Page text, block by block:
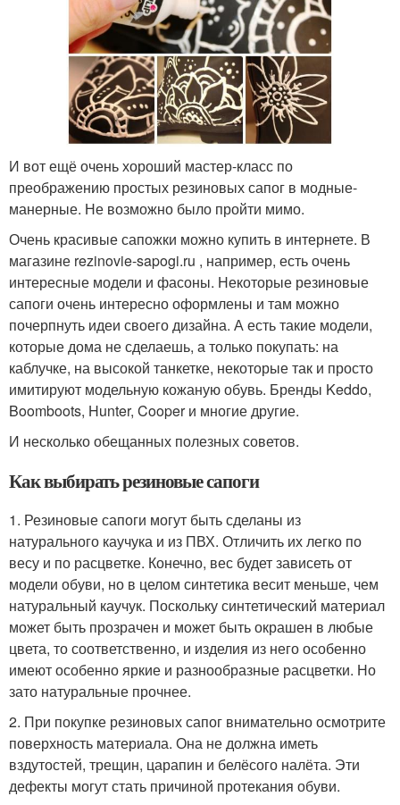
И вот ещё очень хороший мастер-класс по
преображению простых резиновых сапог в модные-
манерные. Не возможно было пройти мимо.
Очень красивые сапожки можно купить в интернете. В
магазине rezinovie-sapogi.ru , например, есть очень
интересные модели и фасоны. Некоторые резиновые
сапоги очень интересно оформлены и там можно
почерпнуть идеи своего дизайна. А есть такие модели,
которые дома не сделаешь, а только покупать: на
каблучке, на высокой танкетке, некоторые так и просто
имитируют модельную кожаную обувь. Бренды Keddo,
Boomboots, Hunter, Cooper и многие другие.
И несколько обещанных полезных советов.
Как выбирать резиновые сапоги
1. Резиновые сапоги могут быть сделаны из
натурального каучука и из ПВХ. Отличить их легко по
весу и по расцветке. Конечно, вес будет зависеть от
модели обуви, но в целом синтетика весит меньше, чем
натуральный каучук. Поскольку синтетический материал
может быть прозрачен и может быть окрашен в любые
цвета, то соответственно, и изделия из него особенно
имеют особенно яркие и разнообразные расцветки. Но
зато натуральные прочнее.
2. При покупке резиновых сапог внимательно осмотрите
поверхность материала. Она не должна иметь
вздутостей, трещин, царапин и белёсого налёта. Эти
дефекты могут стать причиной протекания обуви.